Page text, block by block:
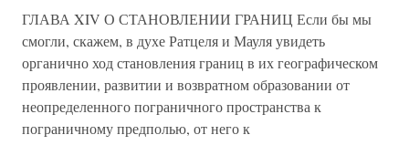
ГЛАВА XIV О СТАНОВЛЕНИИ ГРАНИЦ Если бы мы
смогли, скажем, в духе Ратцеля и Мауля увидеть
органично ход становления границ в их географическом
проявлении, развитии и возвратном образовании от
неопределенного пограничного пространства к
пограничному предполью, от него к